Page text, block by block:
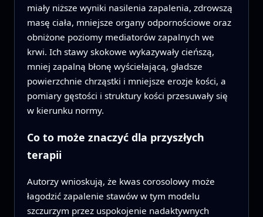
miały niższe wyniki nasilenia zapalenia, zdrowszą
masę ciała, mniejsze organy odpornościowe oraz
obniżone poziomy mediatorów zapalnych we
krwi. Ich stawy skokowe wykazywały cieńszą,
mniej zapalną błonę wyściełającą, gładsze
powierzchnie chrząstki i mniejsze erozje kości, a
pomiary gęstości i struktury kości przesuwały się
w kierunku normy.
Co to może znaczyć dla przyszłych
terapii
Autorzy wnioskują, że kwas corosolowy może
łagodzić zapalenie stawów w tym modelu
szczurzym przez uspokojenie nadaktywnych